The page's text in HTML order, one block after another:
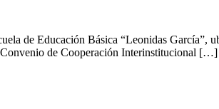
de Educación Básica “Leonidas García”,
Convenio de Cooperación Interinstitucional […]